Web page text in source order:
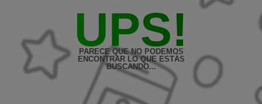
UPS!
PARECE QUE NO PODEMOS
ENCONTRAR LO QUE ESTÁS
BUSCANDO...